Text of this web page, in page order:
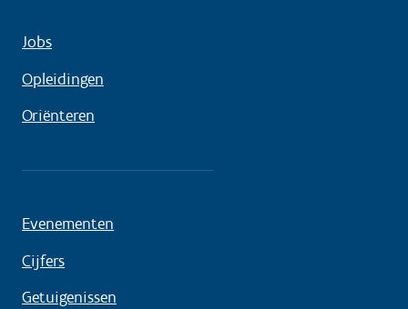
Jobs
Opleidingen
Oriënteren
Evenementen
Cijfers
Getuigenissen